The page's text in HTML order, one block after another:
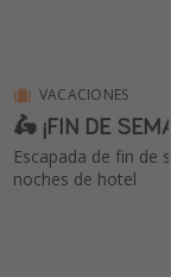
VACACIONES
🛵 ¡FIN DE
Escapada de fin de
noches de hotel